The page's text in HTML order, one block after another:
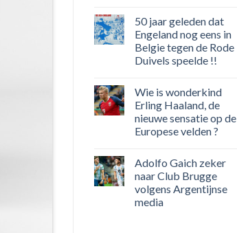
League
op
Ronaldo
eerste
Europeaan
die
meer
goals
voor
zijn
land
scoort
!!!
50 jaar geleden dat
Engeland nog eens in
Belgie tegen de Rode
Duivels speelde !!
op
50
jaar
geleden
dat
Engeland
in
tegen
de
Duivels
Wie is wonderkind
Erling Haaland, de
nieuwe sensatie op de
Europese velden ?
op
is
wonderkind
Erling
Haaland,
Adolfo Gaich zeker
naar Club Brugge
volgens Argentijnse
media